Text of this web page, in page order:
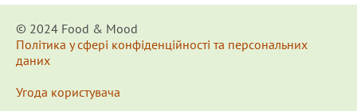
© 2024 Food & Мood
Політика у сфері конфіденційності та персональних
даних
Угода користувача